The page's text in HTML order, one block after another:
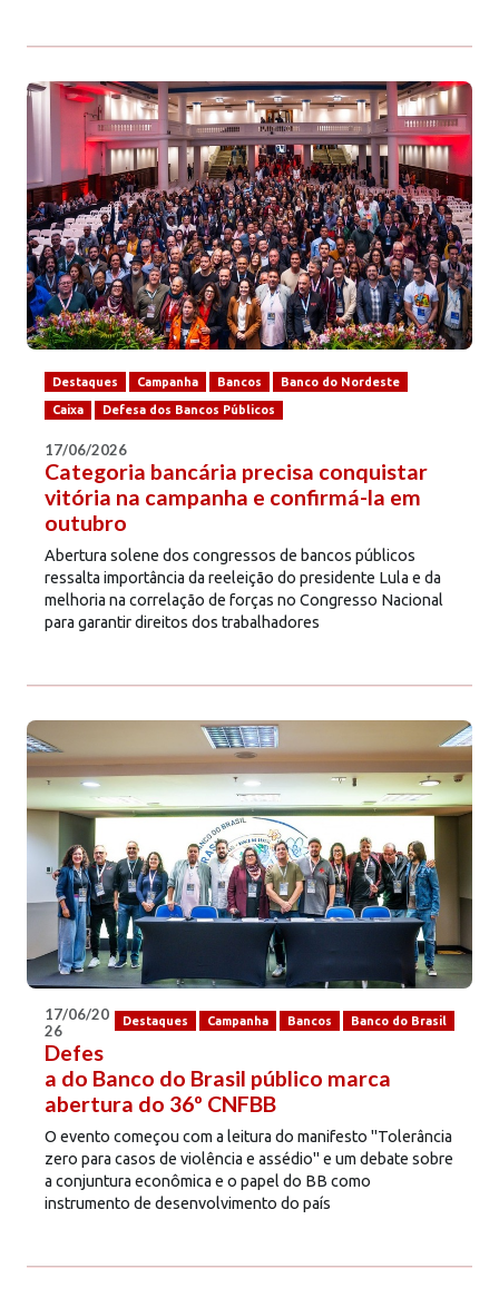
Destaques Campanha Bancos Banco do Nordeste
Caixa Defesa dos Bancos Públicos
17/06/2026
Categoria bancária precisa conquistar
vitória na campanha e confirmá-la em
outubro
Abertura solene dos congressos de bancos públicos
ressalta importância da reeleição do presidente Lula e da
melhoria na correlação de forças no Congresso Nacional
para garantir direitos dos trabalhadores
Destaques Campanha Bancos Banco do Brasil
17/06/20
26
Defes
a do Banco do Brasil público marca
abertura do 36º CNFBB
O evento começou com a leitura do manifesto "Tolerância
zero para casos de violência e assédio" e um debate sobre
a conjuntura econômica e o papel do BB como
instrumento de desenvolvimento do país